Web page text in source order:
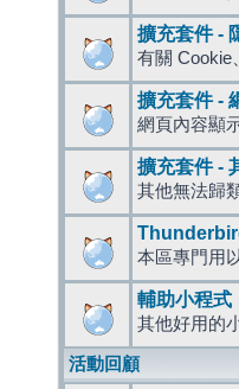
擴充套件 -
有關 Cookie
擴充套件 -
網頁內容顯
擴充套件 -
其他無法歸
本區專門用
輔助小程式
其他好用的
活動回顧